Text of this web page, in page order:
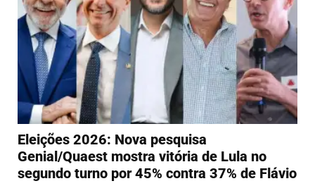
Eleições 2026: Nova pesquisa
Genial/Quaest mostra vitória de Lula no
segundo turno por 45% contra 37% de Flávio